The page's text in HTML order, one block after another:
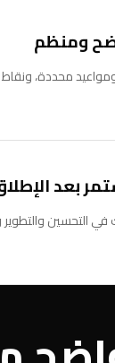
ومنظم
محددة،
بعد
في التحسين